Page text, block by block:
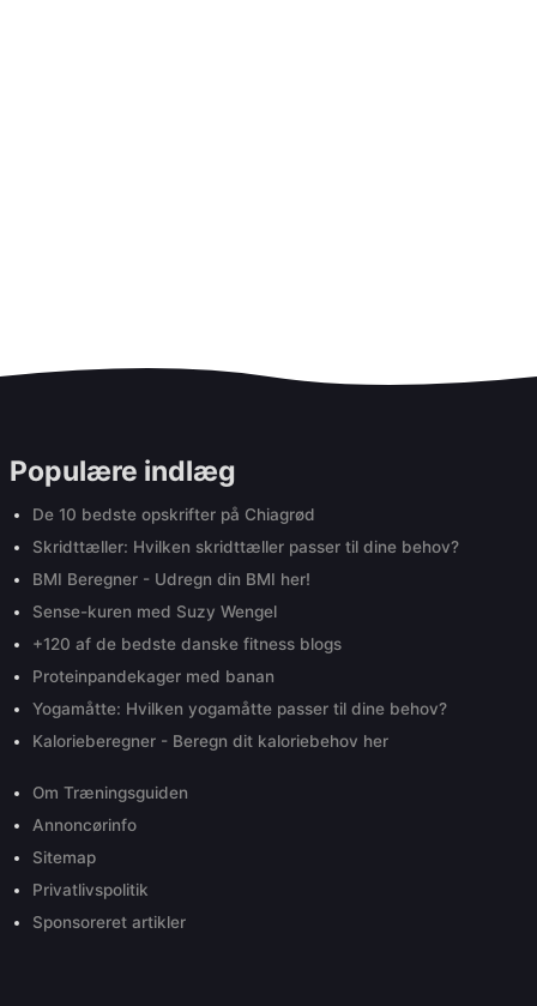
Populære indlæg
De 10 bedste opskrifter på Chiagrød
Skridttæller: Hvilken skridttæller passer til dine behov?
BMI Beregner - Udregn din BMI her!
Sense-kuren med Suzy Wengel
+120 af de bedste danske fitness blogs
Proteinpandekager med banan
Yogamåtte: Hvilken yogamåtte passer til dine behov?
Kalorieberegner - Beregn dit kaloriebehov her
Om Træningsguiden
Annoncørinfo
Sitemap
Privatlivspolitik
Sponsoreret artikler